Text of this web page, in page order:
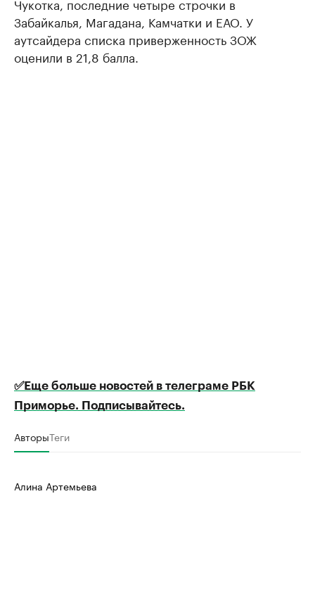
Забайкалья, Магадана, Камчатки и ЕАО. У
аутсайдера списка приверженность ЗОЖ
оценили в 21,8 балла.
✅Еще больше новостей в телеграме РБК
Приморье. Подписывайтесь.
АвторыТеги
Алина Артемьева